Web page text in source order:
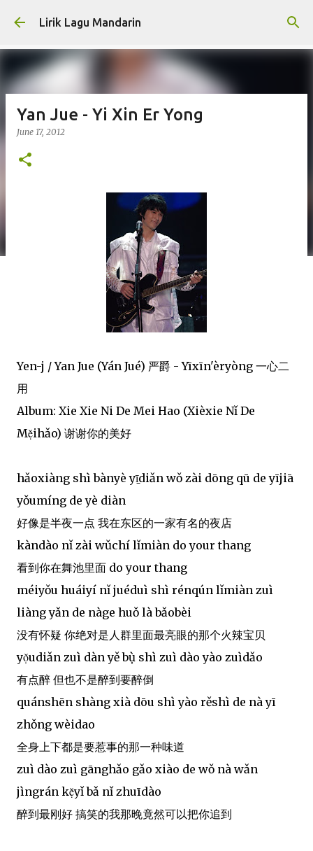
Skip to main content
Lirik Lagu Mandarin
Yan Jue - Yi Xin Er Yong
June 17, 2012
Yen-j / Yan Jue (Yán Jué) 严爵 - Yīxīn'èryòng 一心二
用
Album: Xie Xie Ni De Mei Hao (Xièxie Nǐ De
Mẹ̌ihǎo) 谢谢你的美好
hǎoxiàng shì bànyè yī̠diǎn wǒ zài dōng qū de yījiā
yǒumíng de yè diàn
好像是半夜一点 我在东区的一家有名的夜店
kàndào nǐ zài wǔchí lǐmiàn do your thang
看到你在舞池里面 do your thang
méiyǒu huáiyí nǐ juéduì shì rénqún lǐmiàn zuì
liàng yǎn de nàge huǒ là bǎobèi
没有怀疑 你绝对是人群里面最亮眼的那个火辣宝贝
yọ̌udiǎn zuì dàn yě bụ̀ shì zuì dào yào zuìdǎo
有点醉 但也不是醉到要醉倒
quánshēn shàng xià dōu shì yào rěshì de nà yī
zhǒng wèidao
全身上下都是要惹事的那一种味道
zuì dào zuì gānghǎo gǎo xiào de wǒ nà wǎn
jìngrán kẹ̌yǐ bǎ nǐ zhuīdào
醉到最刚好 搞笑的我那晚竟然可以把你追到